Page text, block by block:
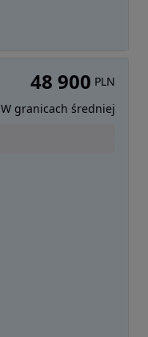
48 900 PLN
W granicach średniej